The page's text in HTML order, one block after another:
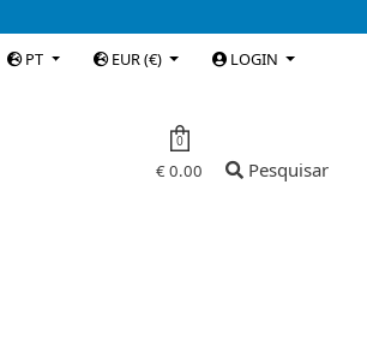
PT EUR (€) LOGIN
0
€ 0.00 Pesquisar